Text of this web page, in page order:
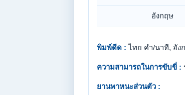
อังกฤษ
พิมพ์ดีด : ไทย คำ/นาที, อัง
ความสามารถในการขับขี่ :
ยานพาหนะส่วนตัว :